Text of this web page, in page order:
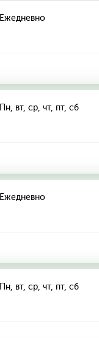
Ежедневно
Пн, вт, ср, чт, пт, сб
Ежедневно
Пн, вт, ср, чт, пт, сб